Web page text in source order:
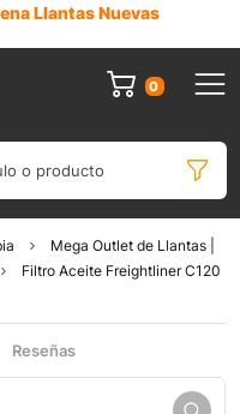
Llantas Nuevas
0
o producto
Mega Outlet de Llantas |
Filtro Aceite Freightliner C120
Reseñas